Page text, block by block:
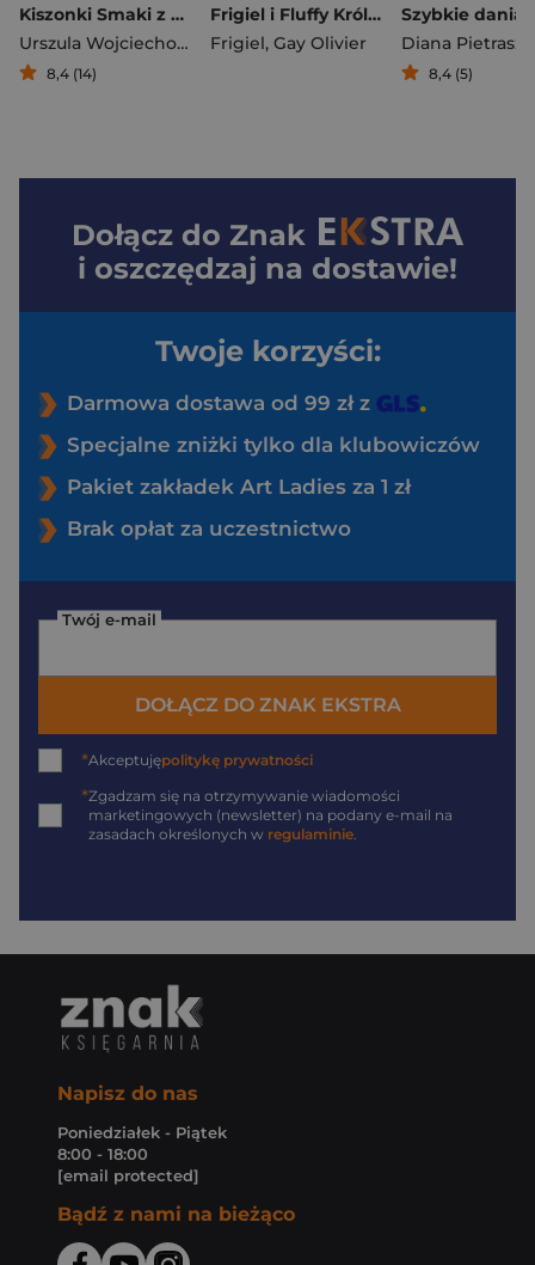
Kiszonki Smaki z natury
Urszula Wojciechowska
8,4 (14)
Frigiel i Fluffy Król szkieletów
Frigiel, Gay Olivier
Szybkie dania
8,4 (5)
Dołącz do Znak
i oszczędzaj na dostawie!
Twoje korzyści:
Darmowa dostawa od 99 zł z
Specjalne zniżki tylko dla klubowiczów
Pakiet zakładek Art Ladies za 1 zł
Brak opłat za uczestnictwo
Twój e-mail
DOŁĄCZ DO ZNAK EKSTRA
*Akceptujępolitykę prywatności
*Zgadzam się na otrzymywanie wiadomości
marketingowych (newsletter) na podany e-mail na
zasadach określonych w regulaminie
Napisz do nas
Poniedziałek - Piątek
8:00 - 18:00
[email protected]
Bądź z nami na bieżąco